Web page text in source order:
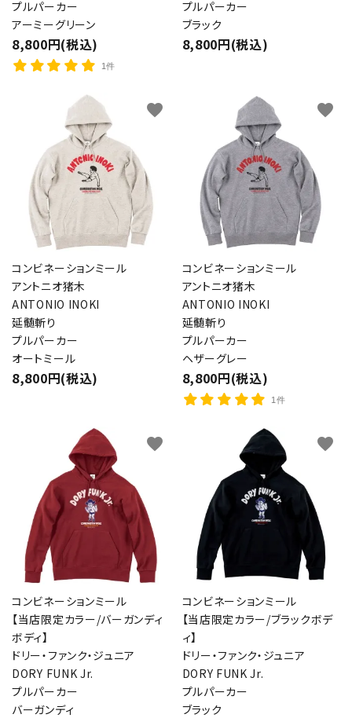
プルパーカー
アーミーグリーン
8,800円(税込)
1件
プルパーカー
ブラック
8,800円(税込)
コンビネーションミール
アントニオ猪木
ANTONIO INOKI
延髄斬り
プルパーカー
オートミール
8,800円(税込)
favorite
コンビネーションミール
アントニオ猪木
ANTONIO INOKI
延髄斬り
プルパーカー
ヘザーグレー
8,800円(税込)
1件
favorite
コンビネーションミール
【当店限定カラー/バーガンディ
ボディ】
ドリー・ファンク・ジュニア
DORY FUNK Jr.
プルパーカー
バーガンディ
favorite
コンビネーションミール
【当店限定カラー/ブラックボデ
ィ】
ドリー・ファンク・ジュニア
DORY FUNK Jr.
プルパーカー
ブラック
favorite